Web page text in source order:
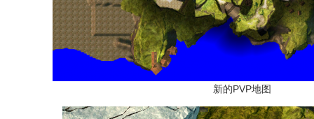
新的PVP地图